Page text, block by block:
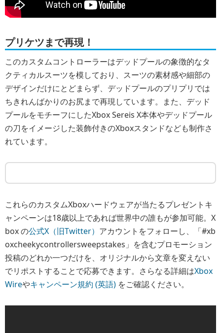
プリケツまで再現！
このカスタムコントローラーはデッドプールの象徴的なタ
クティカルスーツを模しており、スーツの素材感や細部の
デザインだけにとどまらず、デッドプールのプリプリでは
ちきれんばかりのお尻まで再現しています。また、デッド
プールをモチーフにしたXbox Sereis X本体やデッドプール
の刀をイメージした装飾付きのXboxスタンドなども制作さ
れています。
これらのカスタムXboxハードウェアが当たるプレゼントキ
ャンペーンは18歳以上であれば世界中の誰もが参加可能。X
box の公式X（旧Twitter） アカウントをフォローし、「#xb
oxcheekycontrollersweepstakes」を含むプロモーション
投稿のどれか一つだけを、オリジナルから文章を変えない
でリポストすることで応募できます。さらなる詳細はXbox
Wireやキャンペーン規約 (英語) をご確認ください。